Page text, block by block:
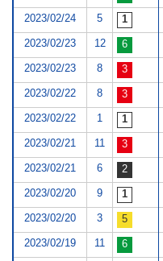
2023/02/24 5
2023/02/23 12
2023/02/23 8
2023/02/22 8
2023/02/22 1
2023/02/21 11
2023/02/21 6
2023/02/20 9
2023/02/20 3
2023/02/19 11